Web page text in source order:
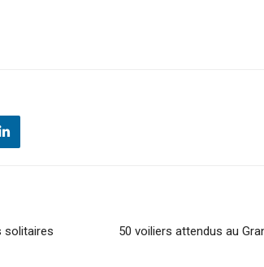
solitaires
50 voiliers attendus au